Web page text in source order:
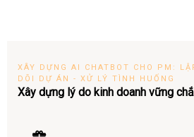
XÂY DỰNG AI CHATBOT CHO PM:
DÕI DỰ ÁN - XỬ LÝ TÌNH HUỐNG
Xây dựng lý do kinh doanh vững